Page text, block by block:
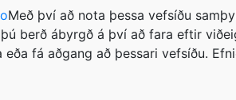
Með því að nota þessa vefsíðu
berð ábyrgð á því að fara eftir
eða fá aðgang að þessari vefsíðu.